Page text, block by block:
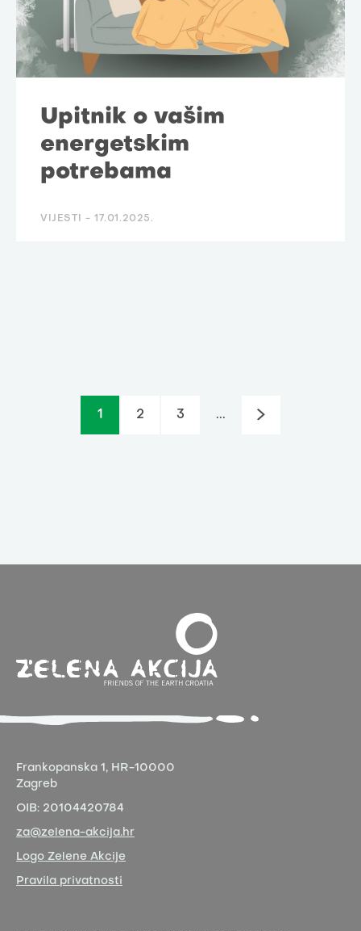
Upitnik o vašim
energetskim
potrebama
VIJESTI - 17.01.2025.
1 2 3 ...
Frankopanska 1, HR-10000
Zagreb
OIB: 20104420784
za@zelena-akcija.hr
Logo Zelene Akcije
Pravila privatnosti